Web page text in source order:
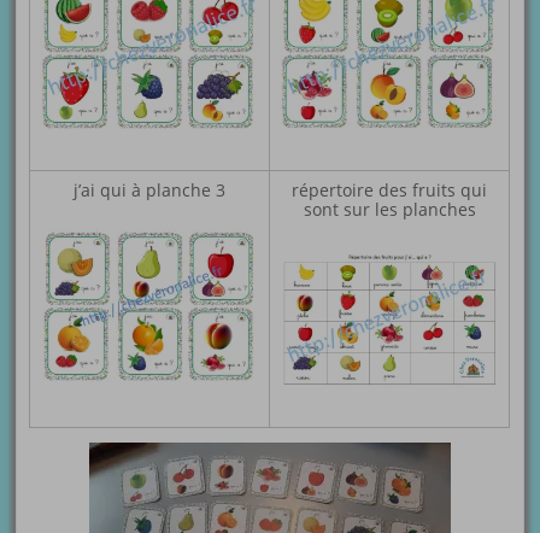
j’ai qui à planche 3
répertoire des fruits qui
sont sur les planches